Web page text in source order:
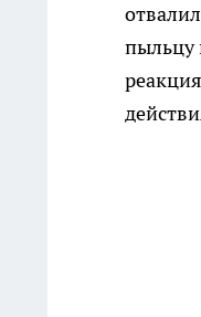
пыльцу